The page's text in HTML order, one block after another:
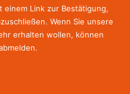
einem Link zur Bestätigung,
Wenn Sie unsere
erhalten wollen, können